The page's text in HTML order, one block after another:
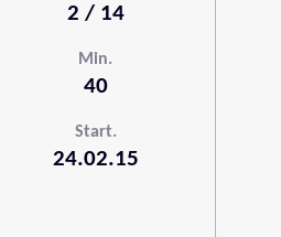
2 / 14
Min.
40
Start.
24.02.15